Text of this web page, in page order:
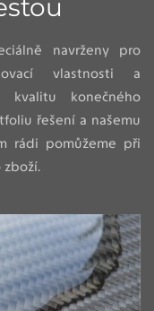
navrženy pro
vlastnosti a
kvalitu konečného
řešení a našemu
rádi pomůžeme při
zboží.